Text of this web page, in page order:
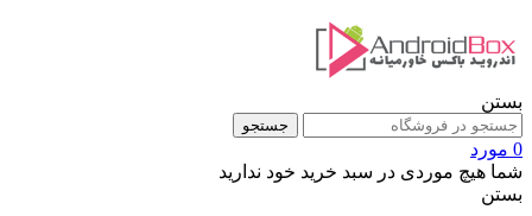
بستن
جستجو
0 مورد
شما هیچ موردی در سبد خرید خود ندارید
بستن